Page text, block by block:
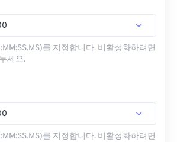
를 지정합니다. 비활성화하려면
세요.
를 지정합니다. 비활성화하려면